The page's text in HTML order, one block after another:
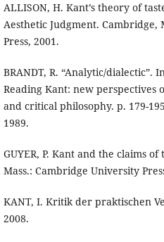
ALLISON, H. Kant’s theory of
Aesthetic Judgment. Cambridge,
Press, 2001.
BRANDT, R. “Analytic/dialectic”.
Reading Kant: new perspectives
and critical philosophy. p. 179-
1989.
GUYER, P. Kant and the claims
Mass.: Cambridge University
KANT, I. Kritik der praktischen
2008.